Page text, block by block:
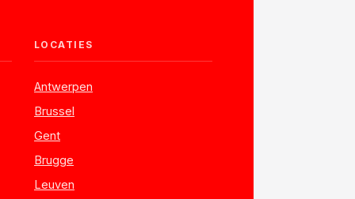
LOCATIES
Antwerpen
Brussel
Gent
Brugge
Leuven